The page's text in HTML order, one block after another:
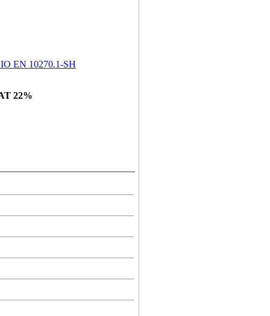
EN 10270.1-SH
22%